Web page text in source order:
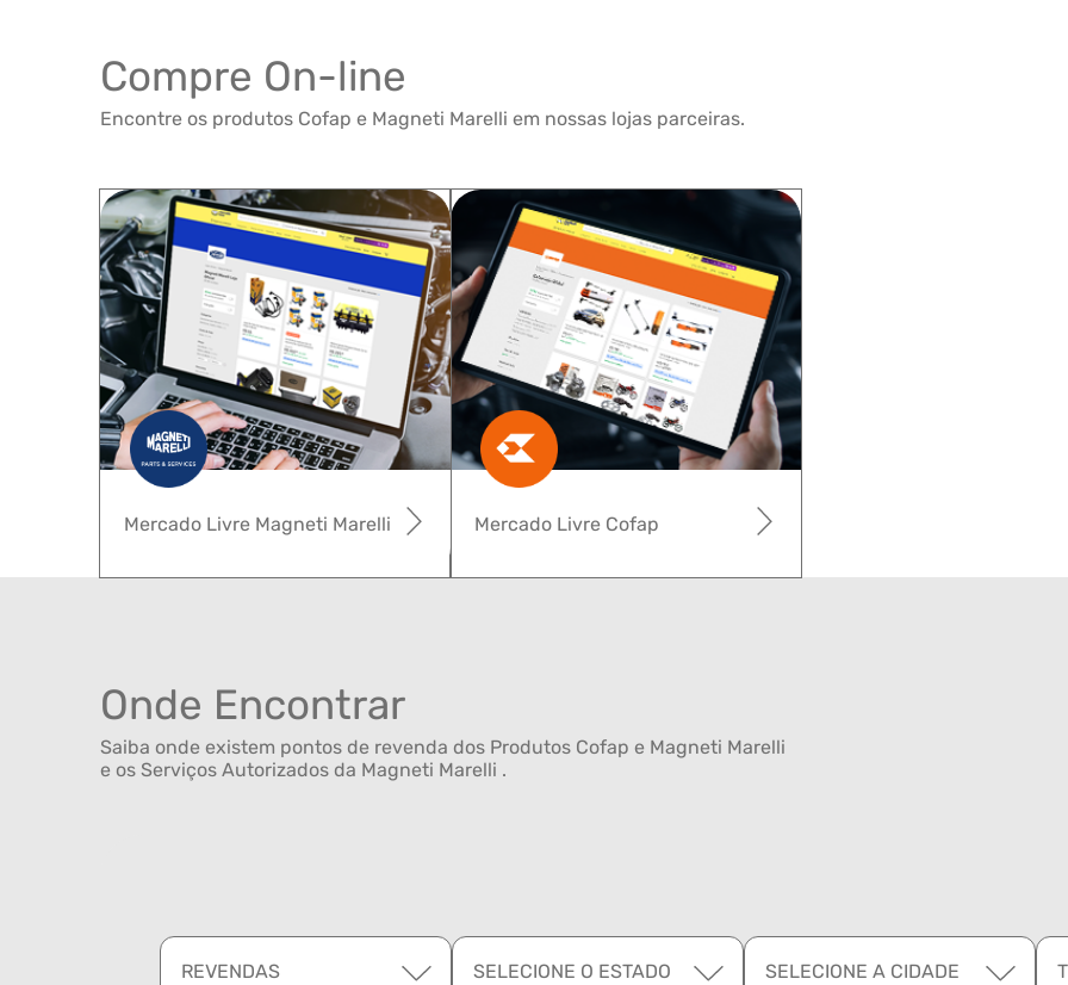
Compre On-line
Encontre os produtos Cofap e Magneti Marelli em nossas lojas parceiras.
Mercado Livre Cofap
Mercado Livre Magneti Marelli
Onde Encontrar
Saiba onde existem pontos de revenda dos Produtos Cofap e Magneti Marelli
e os Serviços Autorizados da Magneti Marelli .
REVENDAS SELECIONE O ESTADO SELECIONE A CIDADE